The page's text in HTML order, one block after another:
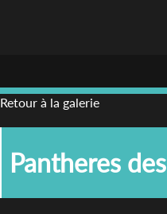
Retour à la galerie
Pantheres